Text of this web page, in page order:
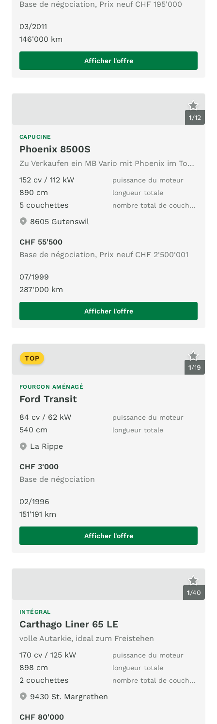
Base de négociation, Prix neuf CHF 195'000
03/2011
146'000 km
Afficher l'offre
1/12
CAPUCINE
Phoenix 8500S
Zu Verkaufen ein MB Vario mit Phoenix im Top Zustand
152 cv / 112 kW
puissance du moteur
890 cm longueur totale
5 couchettes nombre total de couchages
8605 Gutenswil
CHF 55'500
Base de négociation, Prix neuf CHF 2'500'001
07/1999
287'000 km
Afficher l'offre
1/19
TOP
FOURGON AMÉNAGÉ
Ford Transit
84 cv / 62 kW puissance du moteur
540 cm longueur totale
La Rippe
CHF 3'000
Base de négociation
02/1996
151'191 km
Afficher l'offre
1/40
INTÉGRAL
Carthago Liner 65 LE
volle Autarkie, ideal zum Freistehen
170 cv / 125 kW
puissance du moteur
898 cm longueur totale
2 couchettes nombre total de couchages
9430 St. Margrethen
CHF 80'000